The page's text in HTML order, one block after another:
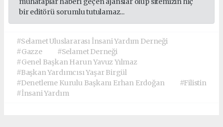
bir editörü sorumlu tutulamaz...
#Selamet Uluslararası İnsani Yardım Derneği
#Gazze
#Selamet Derneği
#Genel Başkan Harun Yavuz Yılmaz
#Başkan Yardımcısı Yaşar Birgül
#Denetleme Kurulu Başkanı Erhan Erdoğan
#Filistin
#İnsani Yardım